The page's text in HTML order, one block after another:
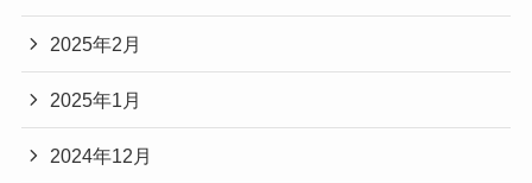
2025年2月
2025年1月
2024年12月